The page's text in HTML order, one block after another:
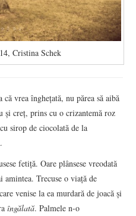
Cristina Schek
vrea îngheţată, nu părea să aibă
şi creţ, prins cu o crizantemă roz
sirop de ciocolată de la
fetiţă. Oare plânsese vreodată
amintea. Trecuse o viaţă de
venise la ea murdară de joacă şi
îngălată. Palmele n-o